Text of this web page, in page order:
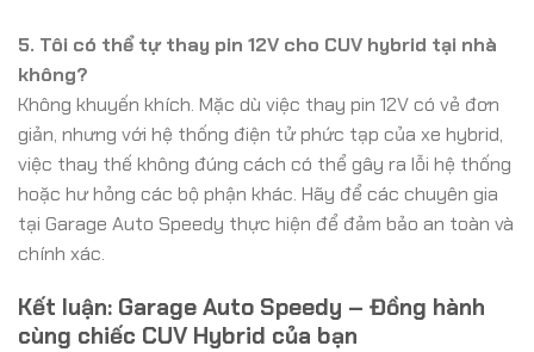
5. Tôi có thể tự thay pin 12V cho CUV hybrid tại nhà
không?
Không khuyến khích. Mặc dù việc thay pin 12V có vẻ đơn
giản, nhưng với hệ thống điện tử phức tạp của xe hybrid,
việc thay thế không đúng cách có thể gây ra lỗi hệ thống
hoặc hư hỏng các bộ phận khác. Hãy để các chuyên gia
tại Garage Auto Speedy thực hiện để đảm bảo an toàn và
chính xác.
Kết luận: Garage Auto Speedy – Đồng hành
cùng chiếc CUV Hybrid của bạn